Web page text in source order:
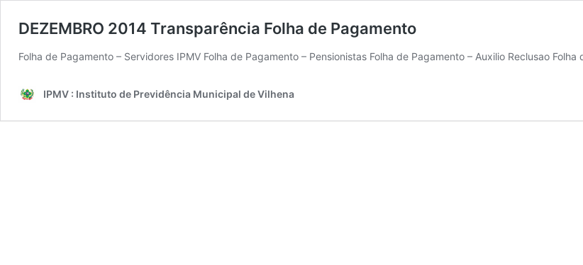
DEZEMBRO 2014 Transparência Folha de Pagamento
Folha de Pagamento – Servidores IPMV Folha de Pagamento – Pensionistas Folha de Pagamento – Auxilio Reclusao
IPMV : Instituto de Previdência Municipal de Vilhena